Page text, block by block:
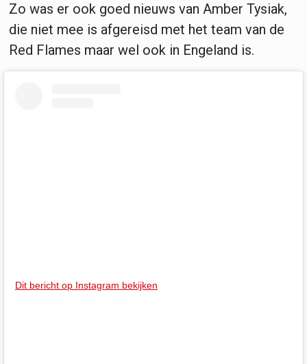
Zo was er ook goed nieuws van Amber Tysiak,
die niet mee is afgereisd met het team van de
Red Flames maar wel ook in Engeland is.
Dit bericht op Instagram bekijken